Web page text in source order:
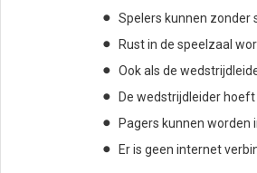
Spelers kunnen zonder
Rust in de speelzaal
Ook als de
De wedstrijdleider
Pagers kunnen worden
Er is geen internet